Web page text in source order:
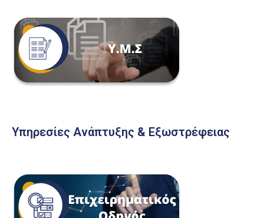
Υπηρεσίες Ανάπτυξης & Εξωστρέφειας